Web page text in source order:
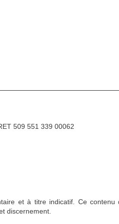
509 551 339 00062
et à titre indicatif. Ce
discernement.